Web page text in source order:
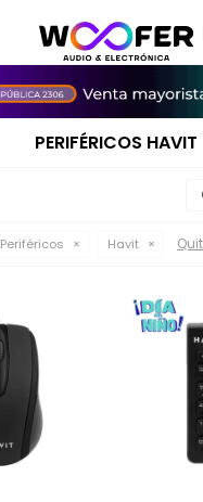
PERIFÉRICOS HAVIT
Periféricos Havit